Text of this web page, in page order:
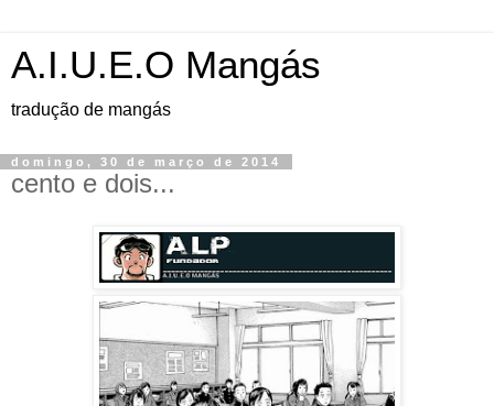
A.I.U.E.O Mangás
tradução de mangás
domingo, 30 de março de 2014
cento e dois...